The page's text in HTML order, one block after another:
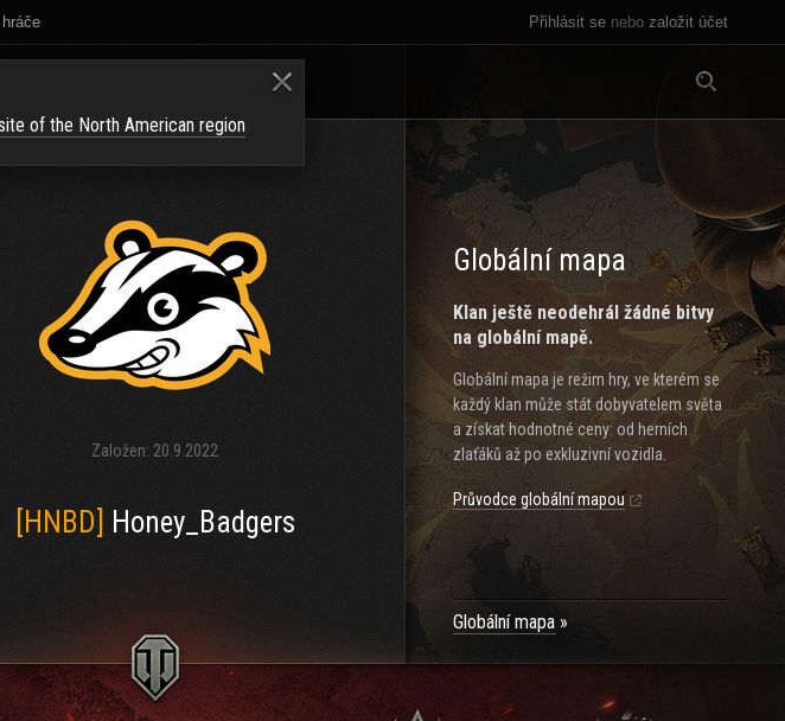
Přihlásit se nebo založit účet
NAVERBOVAT NOVÉ ČLENY
Založen: 20.9.2022
[HNBD] Honey_Badgers
Globální mapa
Klan ještě neodehrál žádné bitvy
na globální mapě.
Globální mapa je režim hry, ve kterém se
každý klan může stát dobyvatelem světa
a získat hodnotné ceny: od herních
zlaťáků až po exkluzivní vozidla.
Průvodce globální mapou
Globální mapa
of the North American region